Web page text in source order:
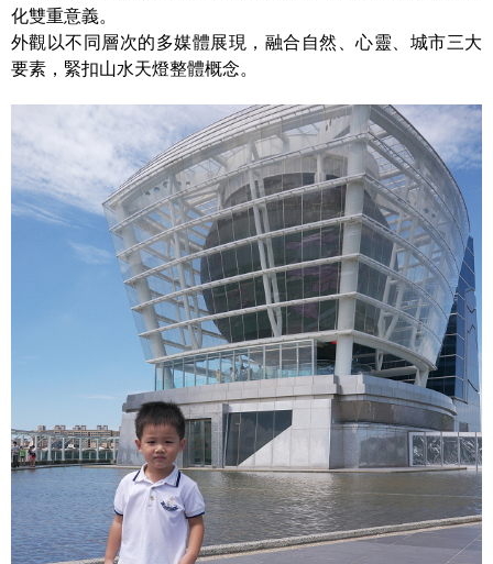
化雙重意義。
外觀以不同層次的多媒體展現，融合自然、心靈、城市三大
要素，緊扣山水天燈整體概念。